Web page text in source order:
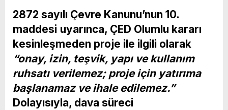
2872 sayılı Çevre Kanunu’nun 10.
maddesi uyarınca, ÇED Olumlu kararı
kesinleşmeden proje ile ilgili olarak
“onay, izin, teşvik, yapı ve kullanım
ruhsatı verilemez; proje için yatırıma
başlanamaz ve ihale edilemez.”
Dolayısıyla, dava süreci